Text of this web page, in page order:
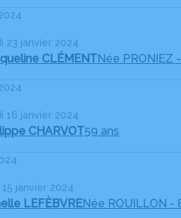
23 janvier 2024
CLÉMENTNée PRONIEZ
16 janvier 2024
CHARVOT59 ans
janvier 2024
LEFÈBVRENée ROUILLON -